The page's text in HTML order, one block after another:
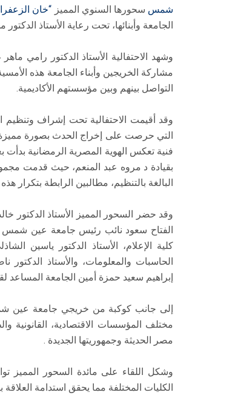
شمس سحورها السنوي المميز “خان
الجامعة وأبنائها، تحت رعاية الأستاذ
وشهد الاحتفالية الأستاذ الدكتور رامي ماهر
مشاركة الخريجين وأبناء الجامعة هذه
التواصل بينهم وبين مؤسستهم الأكاديمية.
وقد أقيمت الاحتفالية تحت إشراف وتنظيم
التي حرصت على إخراج الحدث بصورة مميزة
فنية تعكس الهوية المصرية الرمضانية بدأت
بقيادة د مروه عبد المنعم، حيث قدمت
البالغة بالتنظيم، مطالبين الرابطة بتكرار
وقد حضر السحور المميز الأستاذ الدكتور
الفتاح سعود نائب رئيس جامعة عين شمس
كلية الإعلام، الأستاذ الدكتور ياسين
الحاسبات والمعلومات، والأستاذ
إبراهيم سعيد حمزة أمين الجامعة المساعد
إلى جانب كوكبة من خريجي جامعة عين
مختلف المؤسسات الاقتصادية،
مصر الحديثة وجمهوريتها الجديدة .
وشكل اللقاء على مائدة السحور المميز
الكليات المختلفة مما يحقق استدامة العلاقة